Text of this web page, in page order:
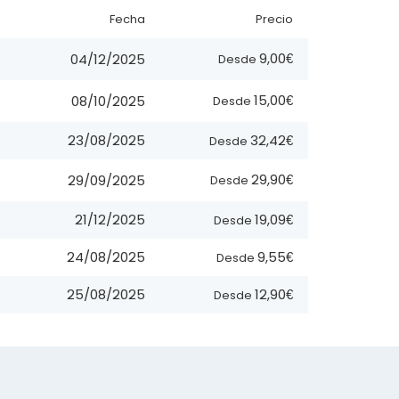
Fecha Precio
04/12/2025 Desde 9,00€
08/10/2025 Desde 15,00€
23/08/2025 Desde 32,42€
29/09/2025 Desde 29,90€
21/12/2025 Desde 19,09€
24/08/2025 Desde 9,55€
25/08/2025 Desde 12,90€